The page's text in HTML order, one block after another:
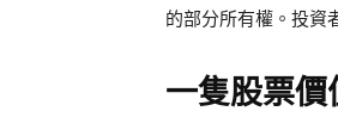
的部分所有權。投資
一隻股票價